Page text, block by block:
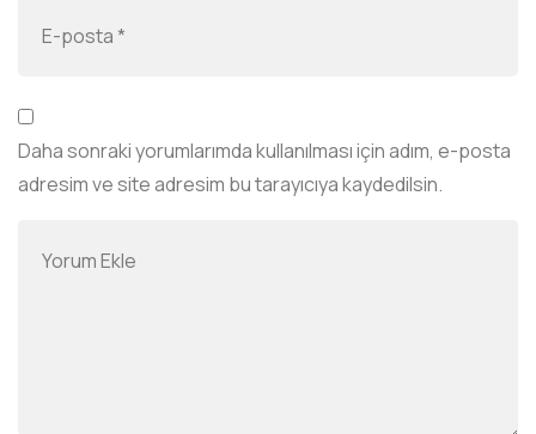
Daha sonraki yorumlarımda kullanılması için adım, e-posta
adresim ve site adresim bu tarayıcıya kaydedilsin.